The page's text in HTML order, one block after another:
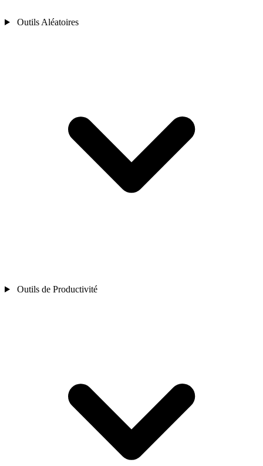
Outils Aléatoires
Outils de Productivité